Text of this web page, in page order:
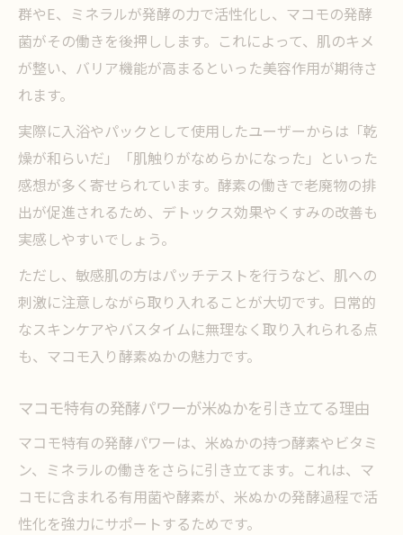
群やE、ミネラルが発酵の力で活性化し、マコモの発酵
菌がその働きを後押しします。これによって、肌のキメ
が整い、バリア機能が高まるといった美容作用が期待さ
れます。
実際に入浴やパックとして使用したユーザーからは「乾
燥が和らいだ」「肌触りがなめらかになった」といった
感想が多く寄せられています。酵素の働きで老廃物の排
出が促進されるため、デトックス効果やくすみの改善も
実感しやすいでしょう。
ただし、敏感肌の方はパッチテストを行うなど、肌への
刺激に注意しながら取り入れることが大切です。日常的
なスキンケアやバスタイムに無理なく取り入れられる点
も、マコモ入り酵素ぬかの魅力です。
マコモ特有の発酵パワーが米ぬかを引き立てる理由
マコモ特有の発酵パワーは、米ぬかの持つ酵素やビタミ
ン、ミネラルの働きをさらに引き立てます。これは、マ
コモに含まれる有用菌や酵素が、米ぬかの発酵過程で活
性化を強力にサポートするためです。